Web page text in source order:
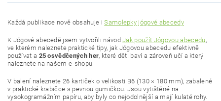
Každá publikace nově obsahuje iSamolepky jógové abecedy
K Jógové abecedě jsem vytvořili návodJak použít Jógovou abecedu,
ve kterém naleznete praktické tipy, jak Jógovou abecedu efektivně
používat a 25 osvědčených her, které děti baví a zároveň učí a který
naleznete na našem e-shopu.
V balení naleznete 26 kartiček o velikosti B6 (130 × 180 mm), zabalené
v praktické krabičce s pevnou gumičkou. Jsou vytištěné na
vysokogramážním papíru, aby byly co nejodolnější a mají kulaté rohy.